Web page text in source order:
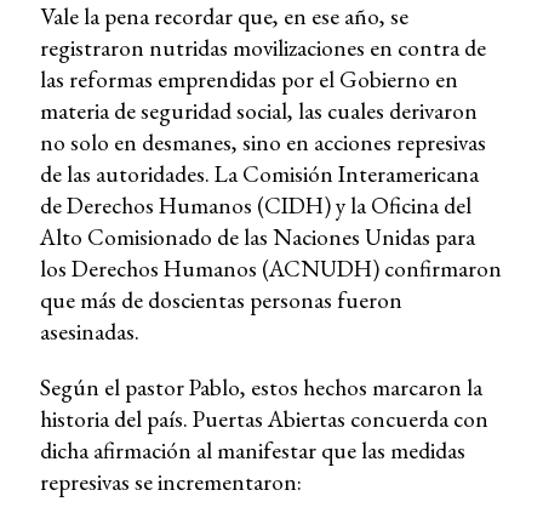
Vale la pena recordar que, en ese año, se
registraron nutridas movilizaciones en contra de
las reformas emprendidas por el Gobierno en
materia de seguridad social, las cuales derivaron
no solo en desmanes, sino en acciones represivas
de las autoridades. La Comisión Interamericana
de Derechos Humanos (CIDH) y la Oficina del
Alto Comisionado de las Naciones Unidas para
los Derechos Humanos (ACNUDH) confirmaron
que más de doscientas personas fueron
asesinadas.
Según el pastor Pablo, estos hechos marcaron la
historia del país. Puertas Abiertas concuerda con
dicha afirmación al manifestar que las medidas
represivas se incrementaron: